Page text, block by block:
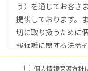
う）を通じてお客さ
提供しております。
切に取り扱うために
報保護に関する法令
まいります。
個人情報保護方針